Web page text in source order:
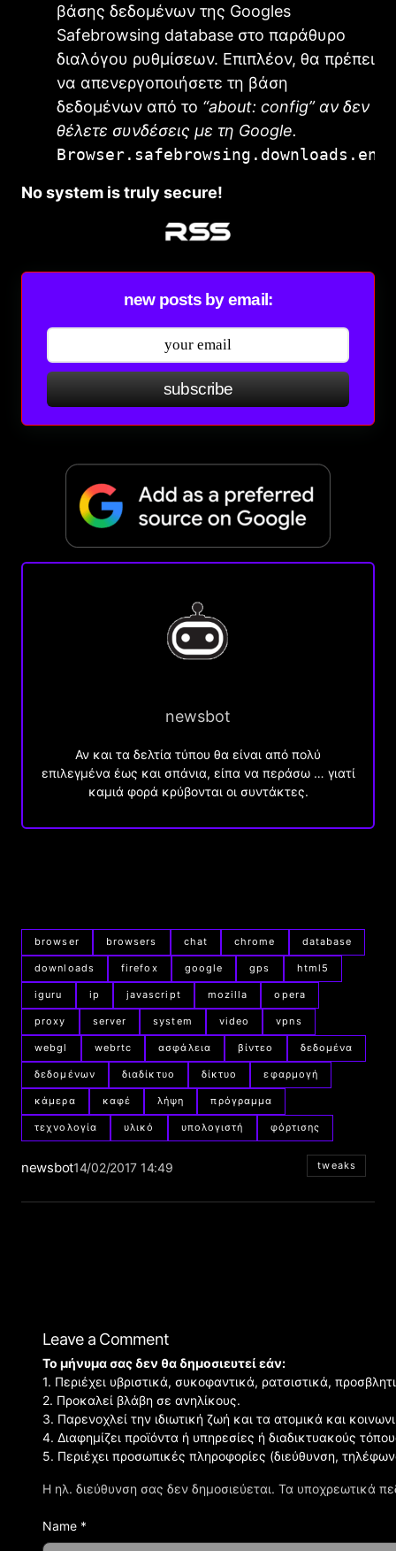
βάσης δεδομένων της Googles
Safebrowsing database στο παράθυρο
διαλόγου ρυθμίσεων. Επιπλέον, θα πρέπει
να απενεργοποιήσετε τη βάση
δεδομένων από το “about: config” αν δεν
θέλετε συνδέσεις με τη Google.
No system is truly secure!
new posts by email:
subscribe
newsbot
Αν και τα δελτία τύπου θα είναι από πολύ
επιλεγμένα έως και σπάνια, είπα να περάσω … γιατί
καμιά φορά κρύβονται οι συντάκτες.
browser browsers chat chrome database
downloads firefox google gps html5
iguru ip javascript mozilla opera
proxy server system video vpns
webgl webrtc ασφάλεια βίντεο δεδομένα
δεδομένων διαδίκτυο δίκτυο εφαρμογή
κάμερα καφέ λήψη πρόγραμμα
τεχνολογία υλικό υπολογιστή φόρτισης
newsbot14/02/2017 14:49 tweaks
Leave a Comment
Η ηλ. διεύθυνση σας δεν δημοσιεύεται. Τα υποχρεωτικά
Το μήνυμα σας δεν θα δημοσιευτεί εάν:
1. Περιέχει υβριστικά, συκοφαντικά, ρατσιστικά,
2. Προκαλεί βλάβη σε ανηλίκους.
3. Παρενοχλεί την ιδιωτική ζωή και τα ατομικά και
4. Διαφημίζει προϊόντα ή υπηρεσίες ή διαδικτυακούς
5. Περιέχει προσωπικές πληροφορίες (διεύθυνση,
Name *